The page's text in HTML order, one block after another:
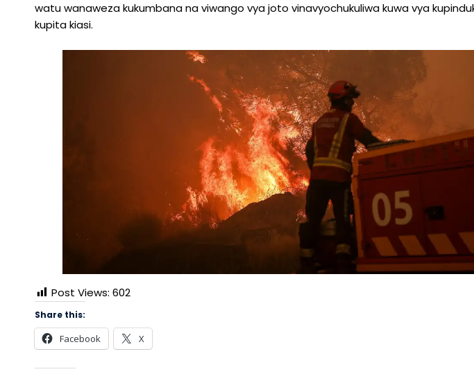
watu wanaweza kukumbana na viwango vya joto vinavyochukuliwa kuwa vya
kupita kiasi.
Post Views: 602
Share this:
Facebook X